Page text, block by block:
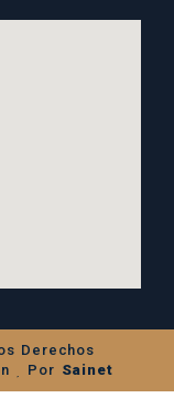
Derechos
Por Sainet